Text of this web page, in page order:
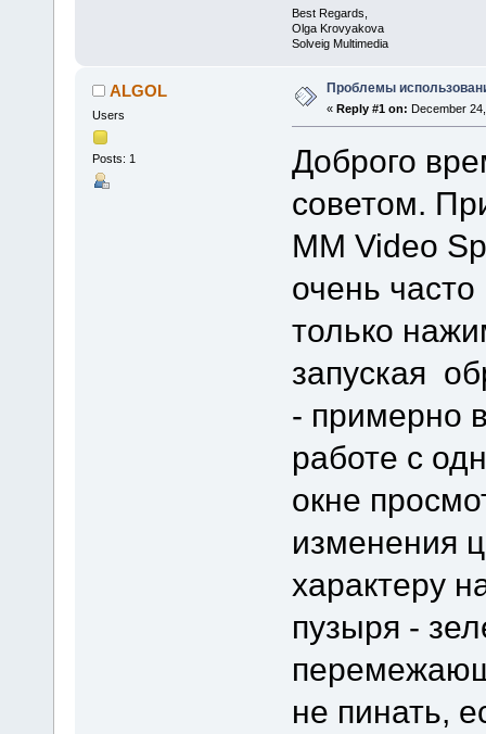
Best Regards,
Olga Krovyakova
Solveig Multimedia
ALGOL
Users
Posts: 1
Проблемы
« Reply #1 on: December
Доброго
советом.
MM Video
очень
только
запуская
- примерно
работе с
окне
изменения
характеру
пузыря -
не пинать,